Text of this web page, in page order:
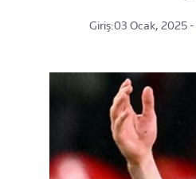
Giriş:03 Ocak, 2025 -